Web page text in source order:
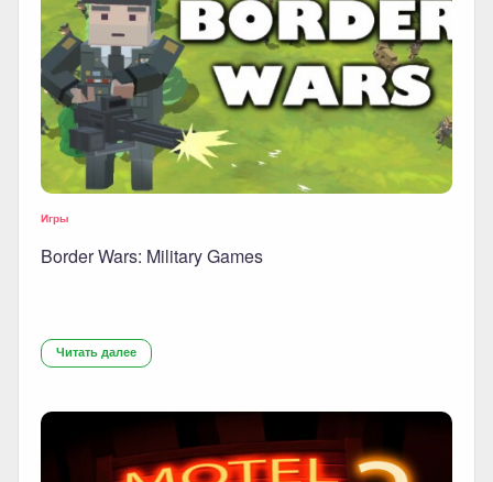
Игры
Border Wars: Military Games
Читать далее